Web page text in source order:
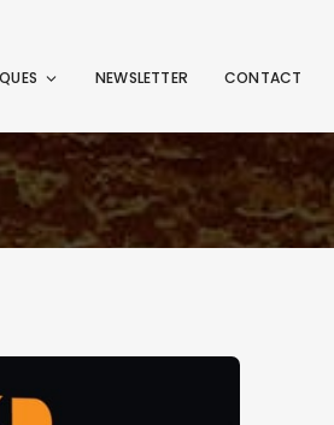
NEWSLETTER CONTACT